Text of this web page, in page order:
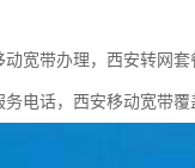
宽带办理，西安转网
电话，西安移动宽带覆